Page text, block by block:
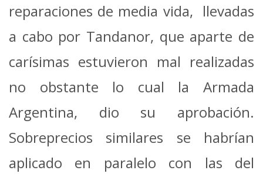
reparaciones de media vida, llevadas
a cabo por Tandanor, que aparte de
carísimas estuvieron mal realizadas
no obstante lo cual la Armada
Argentina, dio su aprobación.
Sobreprecios similares se habrían
aplicado en paralelo con las del